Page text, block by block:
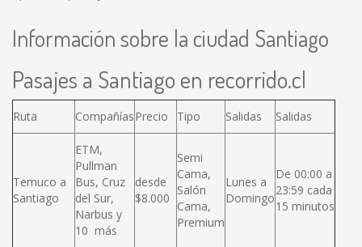
Información sobre la ciudad Santiago
Pasajes a Santiago en recorrido.cl
Ruta CompañíasPrecio Tipo Salidas Salidas
Temuco a
Santiago
ETM,
Pullman
Bus, Cruz
del Sur,
Narbus y
10 más
desde
$8.000
Semi
Cama,
Salón
Cama,
Premium
Lunes a
Domingo
De 00:00 a
23:59 cada
15 minutos